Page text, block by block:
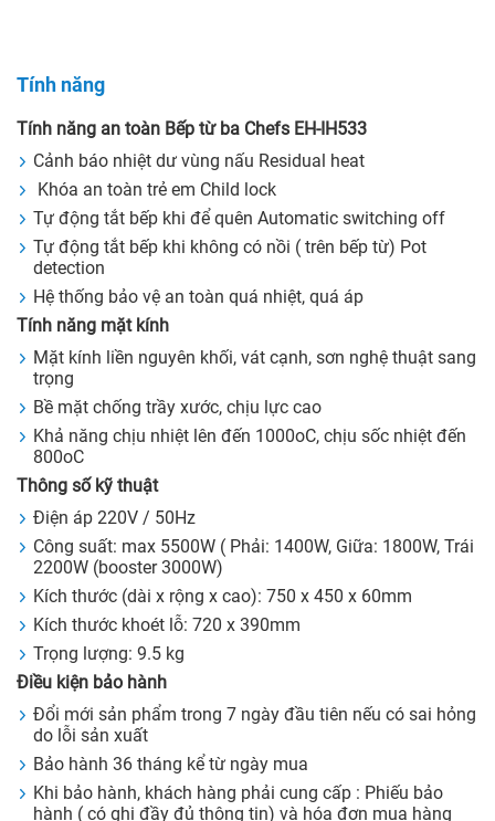
Tính năng
Tính năng an toàn Bếp từ ba Chefs EH-IH533
Cảnh báo nhiệt dư vùng nấu Residual heat
Khóa an toàn trẻ em Child lock
Tự động tắt bếp khi để quên Automatic switching off
Tự động tắt bếp khi không có nồi ( trên bếp từ) Pot
detection
Hệ thống bảo vệ an toàn quá nhiệt, quá áp
Tính năng mặt kính
Mặt kính liền nguyên khối, vát cạnh, sơn nghệ thuật sang
trọng
Bề mặt chống trầy xước, chịu lực cao
Khả năng chịu nhiệt lên đến 1000oC, chịu sốc nhiệt đến
800oC
Thông số kỹ thuật
Điện áp 220V / 50Hz
Công suất: max 5500W ( Phải: 1400W, Giữa: 1800W, Trái
2200W (booster 3000W)
Kích thước (dài x rộng x cao): 750 x 450 x 60mm
Kích thước khoét lỗ: 720 x 390mm
Trọng lượng: 9.5 kg
Điều kiện bảo hành
Đổi mới sản phẩm trong 7 ngày đầu tiên nếu có sai hỏng
do lỗi sản xuất
Bảo hành 36 tháng kể từ ngày mua
Khi bảo hành, khách hàng phải cung cấp : Phiếu bảo
hành ( có ghi đầy đủ thông tin) và hóa đơn mua hàng